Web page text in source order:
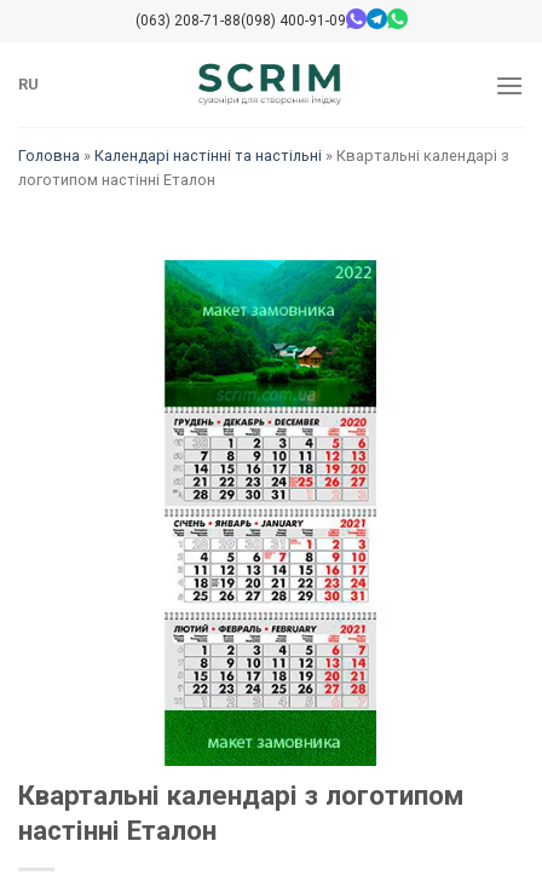
змісту
(063) 208-71-88(098) 400-91-09
RU
Головна » Календарі настінні та настільні » Квартальні календарі з
логотипом настінні Еталон
Квартальні календарі з логотипом
настінні Еталон